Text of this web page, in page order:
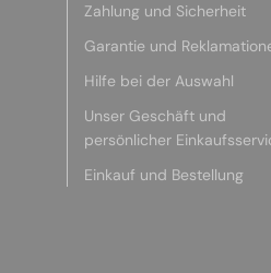
Zahlung und Sicherheit
Garantie und
Hilfe bei der Auswahl
Unser Geschäft und
persönlicher
Einkauf und Bestellung